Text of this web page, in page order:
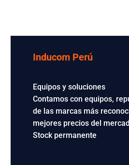
Inducom Perú
Equipos y soluciones
Contamos con equipos,
de las marcas más
mejores precios del
Stock permanente